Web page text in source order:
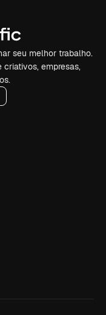
seu melhor trabalho.
criativos, empresas,